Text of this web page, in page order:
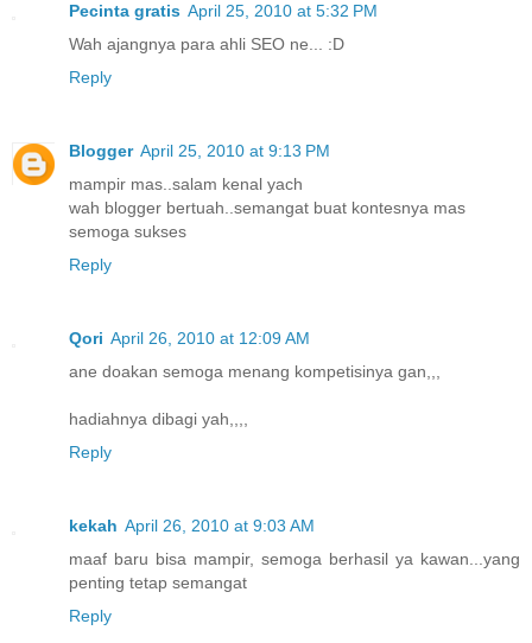
Pecinta gratis April 25, 2010 at 5:32 PM
Wah ajangnya para ahli SEO ne... :D
Reply
Blogger April 25, 2010 at 9:13 PM
mampir mas..salam kenal yach
wah blogger bertuah..semangat buat kontesnya mas
semoga sukses
Reply
Qori April 26, 2010 at 12:09 AM
ane doakan semoga menang kompetisinya gan,,,
hadiahnya dibagi yah,,,,
Reply
kekah April 26, 2010 at 9:03 AM
maaf baru bisa mampir, semoga berhasil ya kawan...yang
penting tetap semangat
Reply